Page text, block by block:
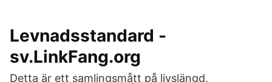
Levnadsstandard -
sv.LinkFang.org
Detta är ett samlingsmått på livslängd,